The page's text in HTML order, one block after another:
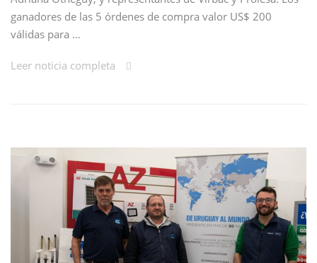
ganadores de las 5 órdenes de compra valor US$ 200
válidas para …
Leer noticia completa